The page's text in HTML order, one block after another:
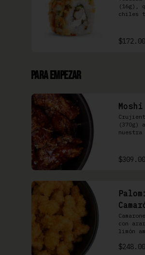
(16g),
chiles
$172.00
Para Empezar
(370g)
$309.00
con
limón
$248.00